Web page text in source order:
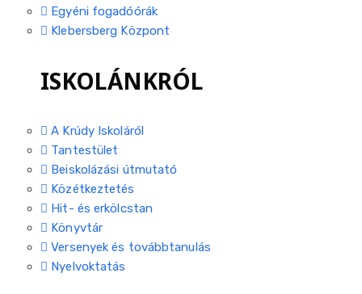
Egyéni fogadóórák
Klebersberg Központ
ISKOLÁNKRÓL
A Krúdy Iskoláról
Tantestület
Beiskolázási útmutató
Közétkeztetés
Hit- és erkölcstan
Könyvtár
Versenyek és továbbtanulás
Nyelvoktatás